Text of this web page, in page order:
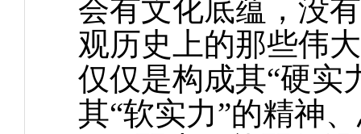
会有文化底蕴，没
观历史上的那些伟
仅仅是构成其“硬实
其“软实力”的精神